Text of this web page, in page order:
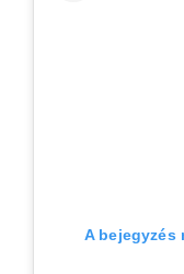
A bejegyzés